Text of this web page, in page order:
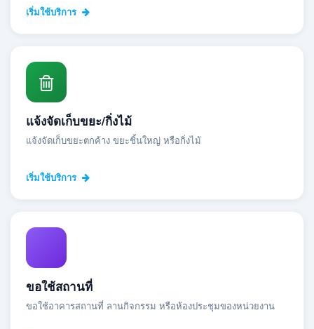
เริ่มใช้บริการ
แจ้งจัดเก็บขยะ/กิ่งไม้
แจ้งจัดเก็บขยะตกค้าง ขยะชิ้นใหญ่ หรือกิ่งไม้
เริ่มใช้บริการ
ขอใช้สถานที่
ขอใช้อาคารสถานที่ ลานกิจกรรม หรือห้องประชุมของหน่วยงาน